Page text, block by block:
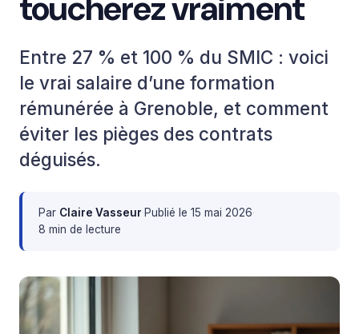
toucherez vraiment
Entre 27 % et 100 % du SMIC : voici
le vrai salaire d’une formation
rémunérée à Grenoble, et comment
éviter les pièges des contrats
déguisés.
Par Claire Vasseur·Publié le 15 mai 2026·
8 min de lecture